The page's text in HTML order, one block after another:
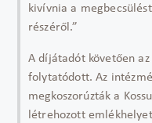
kivívnia a
részéről.”
A díjátadót követően
folytatódott. Az
megkoszorúzták a
létrehozott